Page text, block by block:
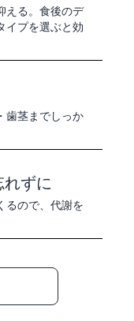
える。食後のデ
イプを選ぶと効
歯茎までしっか
ずに
るので、代謝を